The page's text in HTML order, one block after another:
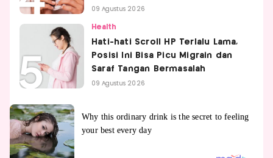
09 Agustus 2026
Health
Hati-hati Scroll HP Terlalu Lama,
Posisi Ini Bisa Picu Migrain dan
Saraf Tangan Bermasalah
09 Agustus 2026